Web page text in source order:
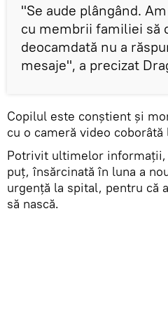
"Se aude plângând.
cu membrii familiei să
deocamdată nu a
mesaje", a precizat
Copilul este conştient şi
cu o cameră video
Potrivit ultimelor
puţ, însărcinată în luna a
urgenţă la spital, pentru că
să nască.